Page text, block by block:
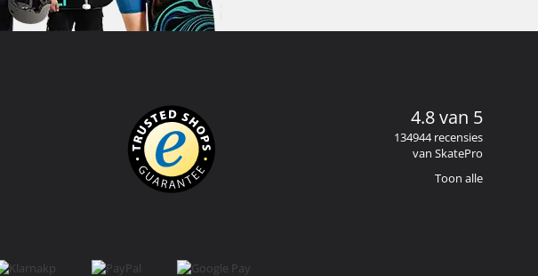
4.8 van 5
134944 recensies
van SkatePro
Toon alle